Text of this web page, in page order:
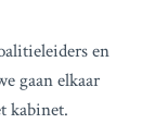
en
gaan elkaar
kabinet.